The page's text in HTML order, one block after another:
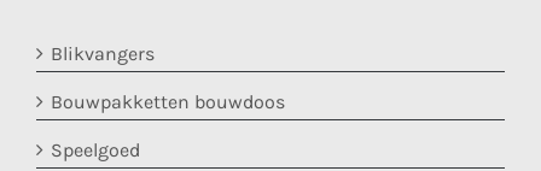
Blikvangers
Bouwpakketten bouwdoos
Speelgoed